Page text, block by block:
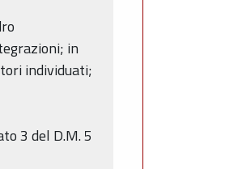
in
individuati;
3 del D.M. 5